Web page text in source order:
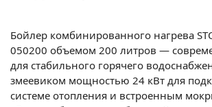
Бойлер комбинированного нагрева
050200 объемом 200 литров —
для стабильного горячего
змеевиком мощностью 24 кВт для
системе отопления и встроенным